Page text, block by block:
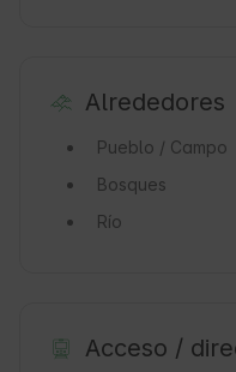
Alrededores
Pueblo / Campo
Bosques
Río
Acceso /